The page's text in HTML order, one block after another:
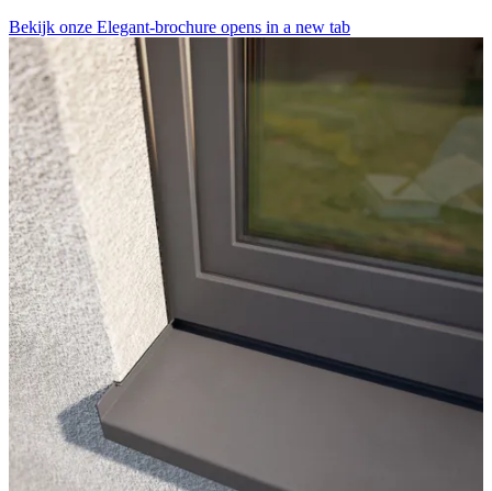
Bekijk onze Elegant-brochure opens in a new tab